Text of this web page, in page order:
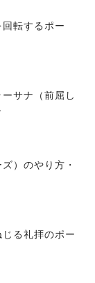
転するポー
サナ（前屈し
）のやり方・
る礼拝のポー